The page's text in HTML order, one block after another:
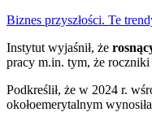
Biznes przyszłości. Te
Instytut wyjaśnił, że
pracy m.in. tym, że
Podkreślił, że w 2024 r.
okołoemerytalnym